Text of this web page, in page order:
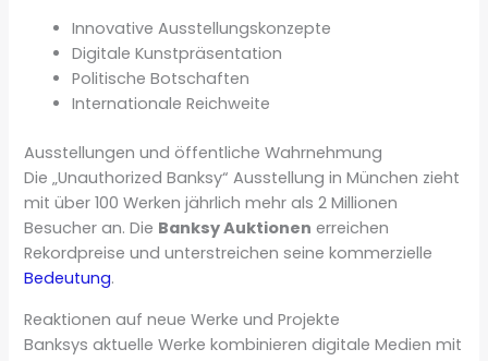
Innovative Ausstellungskonzepte
Digitale Kunstpräsentation
Politische Botschaften
Internationale Reichweite
Ausstellungen und öffentliche Wahrnehmung
Die „Unauthorized Banksy“ Ausstellung in München zieht
mit über 100 Werken jährlich mehr als 2 Millionen
Besucher an. Die Banksy Auktionen erreichen
Rekordpreise und unterstreichen seine kommerzielle
Bedeutung.
Reaktionen auf neue Werke und Projekte
Banksys aktuelle Werke kombinieren digitale Medien mit